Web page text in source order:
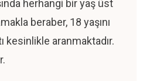
herhangi bir yaş üst
beraber, 18 yaşını
kesinlikle aranmaktadır.